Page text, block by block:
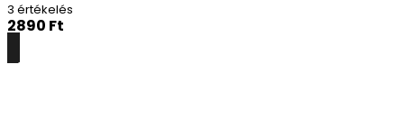
3 értékelés
2890 Ft
Részletek